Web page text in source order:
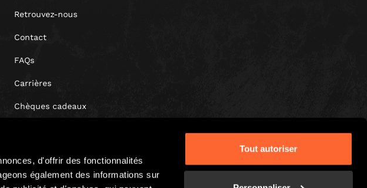
d'offrir des fonctionnalités
également des informations sur
Tout autoriser
Retrouvez-nous
Contact
FAQs
Carrières
Chèques cadeaux